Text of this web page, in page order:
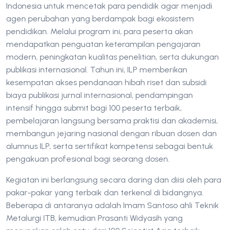
Indonesia untuk mencetak para pendidik agar menjadi
agen perubahan yang berdampak bagi ekosistem
pendidikan. Melalui program ini, para peserta akan
mendapatkan penguatan keterampilan pengajaran
modern, peningkatan kualitas penelitian, serta dukungan
publikasi internasional. Tahun ini, ILP memberikan
kesempatan akses pendanaan hibah riset dan subsidi
biaya publikasi jurnal internasional, pendampingan
intensif hingga submit bagi 100 peserta terbaik,
pembelajaran langsung bersama praktisi dan akademisi,
membangun jejaring nasional dengan ribuan dosen dan
alumnus ILP, serta sertifikat kompetensi sebagai bentuk
pengakuan profesional bagi seorang dosen.
Kegiatan ini berlangsung secara daring dan diisi oleh para
pakar-pakar yang terbaik dan terkenal di bidangnya.
Beberapa di antaranya adalah Imam Santoso ahli Teknik
Metalurgi ITB, kemudian Prasanti Widyasih yang